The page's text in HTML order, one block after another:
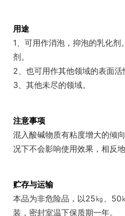
用途
1、可用作消泡，抑泡的乳化
剂。
2、也可用作其他领域的表面活
3、其他未尽的领域。
注意事项
混入酸碱物质有粘度增大的倾
况下不会影响使用效果，相反
贮存与运输
本品为非危险品，以25㎏、
装，密封室温下保质期一年。